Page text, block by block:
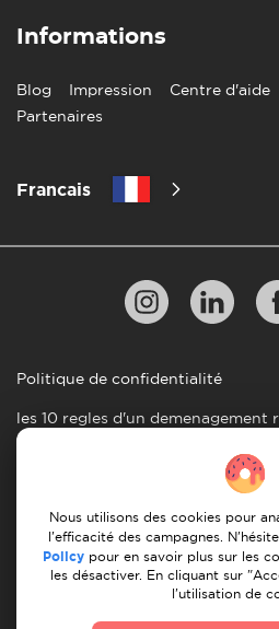
Informations
Blog Impression Centre d'aide
Partenaires
Francais
© 2026 Moovick. Nous
Politique de confidentialité
les 10 regles d'un demenagement
Lignes directrices en matiere de
Conditions générales d'utilisation
Annulation et remboursement
Nous utilisons des cookies pour
l'efficacité des campagnes.
Policy pour en savoir plus sur les
les désactiver. En cliquant sur
l'utilisation de